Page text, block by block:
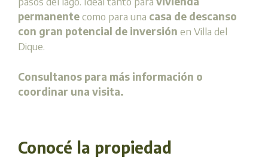
permanentecomo para una casa de descanso
con gran potencial de inversión en Villa del
Dique.
Consultanos para más información o
coordinar una visita.
Conocé la propiedad